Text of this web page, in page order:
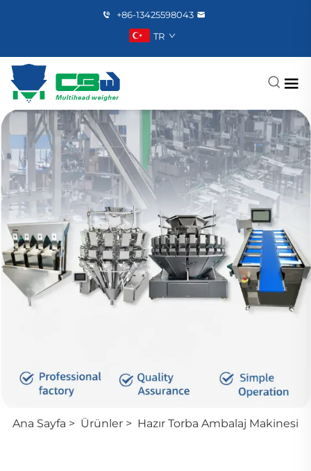
+86-13425598043
TR
Ana Sayfa > Ürünler > Hazır Torba Ambalaj Makinesi